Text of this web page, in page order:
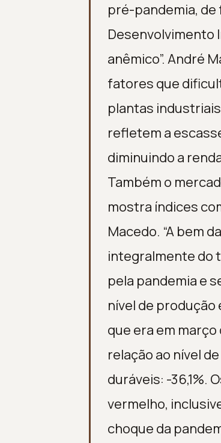
pré-pandemia,
Desenvolvimento
anêmico”. André
fatores que
plantas
refletem a
diminuindo a
Também o
mostra índices
Macedo. “A bem
integralmente do
pela pandemia e
nível de produção
que era em
relação ao nível
duráveis: -36,1%.
vermelho,
choque da